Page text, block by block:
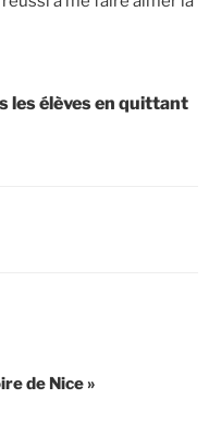
les élèves en quittant
de Nice »